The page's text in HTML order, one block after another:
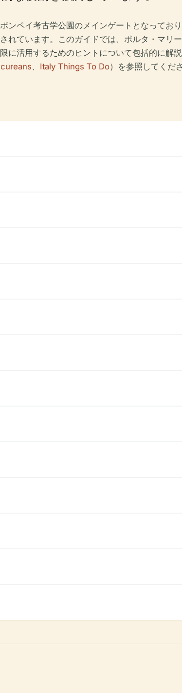
ンペイ考古学公園のメインゲートとなってお
れています。このガイドでは、ポルタ・マリ
に活用するためのヒントについて包括的に解
、 Italy Things To Do）を参照してくだ